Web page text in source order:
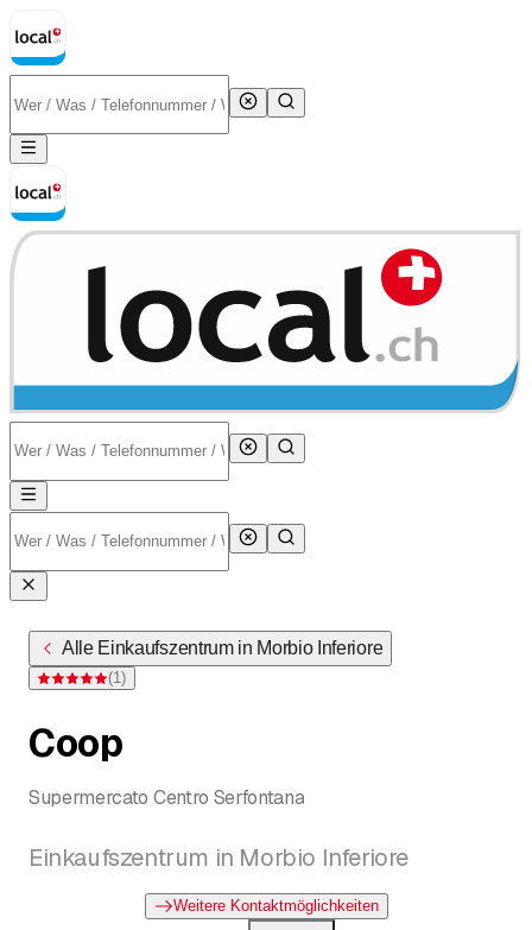
Alle Einkaufszentrum in Morbio Inferiore
Bewertung 5 von 5 Sternen bei einer Bewertung
(1)
Coop
Supermercato Centro Serfontana
Einkaufszentrum in Morbio Inferiore
Weitere Kontaktmöglichkeiten